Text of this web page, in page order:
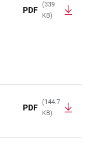
PDF
(339
KB)
PDF
(144.7
KB)